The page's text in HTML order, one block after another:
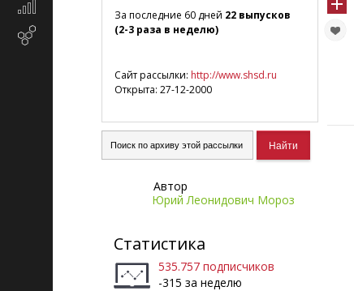
За последние 60 дней 22 выпусков
(2-3 раза в неделю)
Сайт рассылки: http://www.shsd.ru
Открыта: 27-12-2000
Автор
Юрий Леонидович Мороз
Статистика
535.757 подписчиков
-315 за неделю